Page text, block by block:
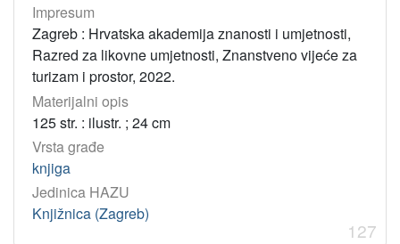
Impresum
Zagreb : Hrvatska akademija znanosti i umjetnosti,
Razred za likovne umjetnosti, Znanstveno vijeće za
turizam i prostor, 2022.
Materijalni opis
125 str. : ilustr. ; 24 cm
Vrsta građe
knjiga
Jedinica HAZU
Knjižnica (Zagreb)
127